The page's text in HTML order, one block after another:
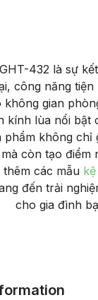
432 là sự
công năng
gian
kính lùa nổi bật
phẩm không chỉ
còn tạo điểm
các mẫu
đến trải
cho gia đình